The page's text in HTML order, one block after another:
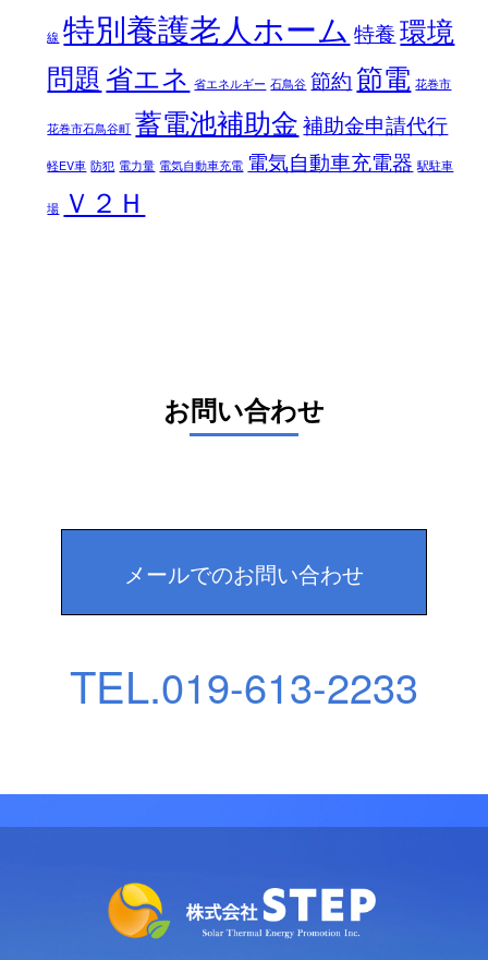
線 特別養護老人ホーム 特養 環境
問題 省エネ 省エネルギー 石鳥谷 節約 節電 花巻市
花巻市石鳥谷町 蓄電池補助金 補助金申請代行
軽EV車 防犯 電力量 電気自動車充電 電気自動車充電器 駅駐車
場 Ｖ２Ｈ
お問い合わせ
メールでのお問い合わせ
TEL.019-613-2233